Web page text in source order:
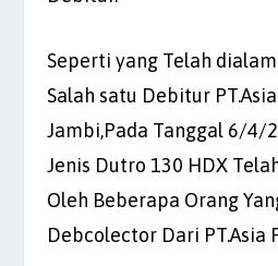
Seperti yang Telah
Salah satu Debitur
Jambi,Pada Tanggal 6/4/
Jenis Dutro 130 HDX
Oleh Beberapa Orang
Debcolector Dari PT.Asia